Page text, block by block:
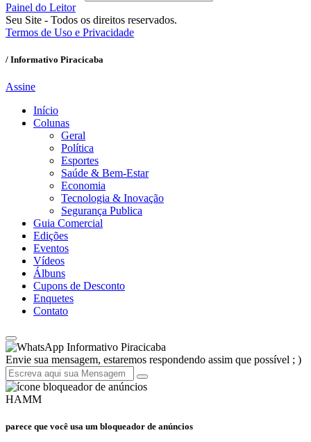
Painel do Leitor
Seu Site - Todos os direitos reservados.
Termos de Uso e Privacidade
/ Informativo Piracicaba
Assine
Início
Colunas
Geral
Política
Esportes
Saúde & Bem-Estar
Economia
Tecnologia & Inovação
Segurança Publica
Guia Comercial
Edições
Eventos
Vídeos
Álbuns
Cupons de Desconto
Enquetes
Contato
Informativo Piracicaba
Envie sua mensagem, estaremos respondendo assim que possível ; )
HAMM
parece que você usa um bloqueador de anúncios